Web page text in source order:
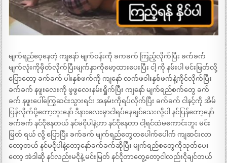
မျက်ရည်ဝေ့နေတဲ့ ကျနော် မျက်ဝန်းကို ခကခက် ကြည့်လိုက်ပြီး ခက်ခက်
မျက်လုံးကိုမှိတ်လိုက်ပြီးမျက်နှာကိုမော့ထားပေးပြီး ငါ့ ကို နမ်းပါ မင်းမြတ်လို့
ပြောတော့ ခက်ခက် ပါးနှစ်ဖက်ကို ကျနော် လက်ဖဝါးနှစ်ဖက်နဲ့ကိုင်လိုက်ပြီး
ခက်ခက် နဖူးလေးကို ဖွဖွလေးနမ်းရှိုက်ပြီး ကျနော် မျက်ရည်စက်တွေ ခက်
ခက် နဖူးပေါ်ကြွေဆင်းသွားရင်း အနမ်းကိုရပ်လိုက်ပြီး ခက်ခက် ငါနင့်ကို အိမ်
ပြန်လိုက်ပို့တော့ဘူးနော် ဒီနားလေးမှာငါရပ်နေချင်သေးလို့ပါ နင်ပြန်တော့နော်
ခက်ခက် နင်ငိုနေတယ် နင်မငိုပါနဲ့ဟာ နင်ငိုနေတာ ငါ့ရင်ထဲမကောင်းဘူး မင်း
မြတ် ရယ် လို့ ပြောပြီး ခက်ခက် မျက်ရည်တွေတပေါက်ပေါက် ကျဆင်းလာ
တော့တယ် နင်မငိုပါနဲ့တော့နော်ခက်ခက်ဆိုပြီး မျက်ရည်စတွေကိုသုတ်ပေး
တော့ အဲဒါဆို နင်လည်းမငိုနဲ့ မင်းမြတ် နင်ငိုတာတွေ့တော့ငါလည်းငိုချင်တယ်